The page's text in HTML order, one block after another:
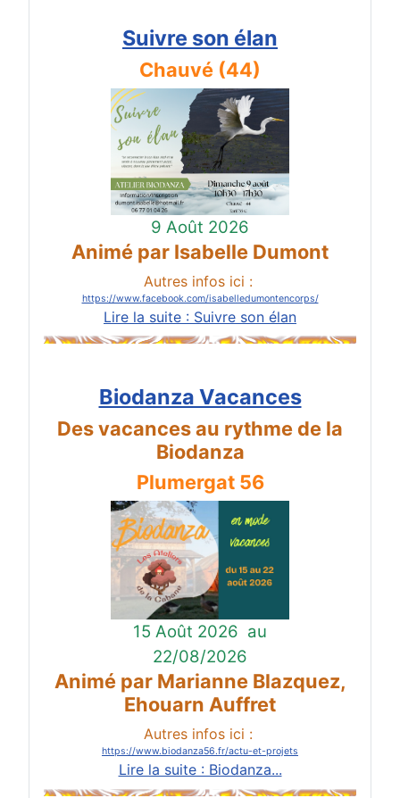
Suivre son élan
Chauvé (44)
9 Août 2026
Animé par Isabelle Dumont
Autres infos ici :
https://www.facebook.com/isabelledumontencorps/
Lire la suite : Suivre son élan
Biodanza Vacances
Des vacances au rythme de la
Biodanza
Plumergat 56
15 Août 2026 au
22/08/2026
Animé par Marianne Blazquez,
Ehouarn Auffret
Autres infos ici :
https://www.biodanza56.fr/actu-et-projets
Lire la suite : Biodanza...